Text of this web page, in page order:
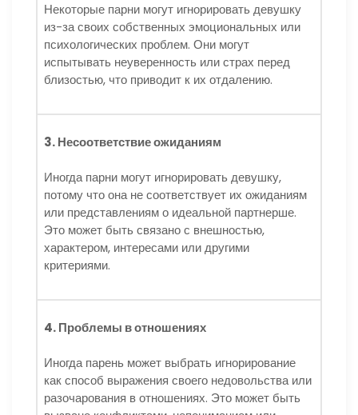
Некоторые парни могут игнорировать девушку
из-за своих собственных эмоциональных или
психологических проблем. Они могут
испытывать неуверенность или страх перед
близостью, что приводит к их отдалению.
3. Несоответствие ожиданиям
Иногда парни могут игнорировать девушку,
потому что она не соответствует их ожиданиям
или представлениям о идеальной партнерше.
Это может быть связано с внешностью,
характером, интересами или другими
критериями.
4. Проблемы в отношениях
Иногда парень может выбрать игнорирование
как способ выражения своего недовольства или
разочарования в отношениях. Это может быть